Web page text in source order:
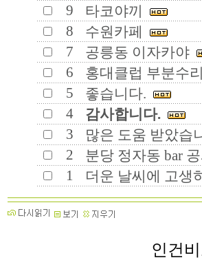
9
타코야끼
8
수원카페
7
공릉동 이자카야
6
홍대클럽 부분수리
5
좋습니다.
4
감사합니다.
3
많은 도움 받았습
2
분당 정자동 bar
1
더운 날씨에 고생
인건